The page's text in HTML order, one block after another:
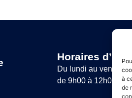
à
de
Horaires
Du lundi au vendredi
de 9h00 à 12h00 et